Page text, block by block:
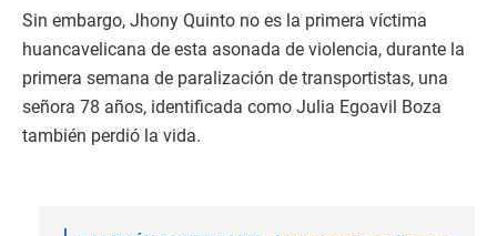
Sin embargo, Jhony Quinto no es la primera víctima
huancavelicana de esta asonada de violencia, durante la
primera semana de paralización de transportistas, una
señora 78 años, identificada como Julia Egoavil Boza
también perdió la vida.